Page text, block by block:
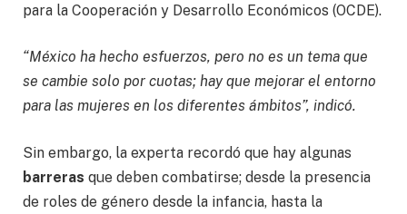
para la Cooperación y Desarrollo Económicos (OCDE).
“México ha hecho esfuerzos, pero no es un tema que
se cambie solo por cuotas; hay que mejorar el entorno
para las mujeres en los diferentes ámbitos”, indicó.
Sin embargo, la experta recordó que hay algunas
barreras que deben combatirse; desde la presencia
de roles de género desde la infancia, hasta la